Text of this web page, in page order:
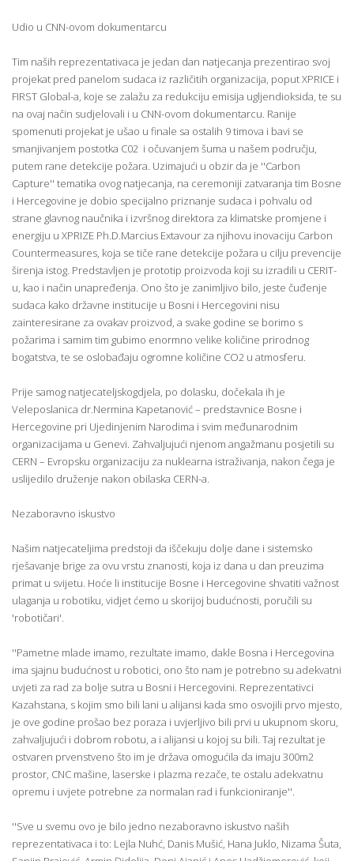
Udio u CNN-ovom dokumentarcu
Tim naših reprezentativaca je jedan dan natjecanja prezentirao svoj
projekat pred panelom sudaca iz različitih organizacija, poput XPRICE i
FIRST Global-a, koje se zalažu za redukciju emisija ugljendioksida, te su
na ovaj način sudjelovali i u CNN-ovom dokumentarcu. Ranije
spomenuti projekat je ušao u finale sa ostalih 9 timova i bavi se
smanjivanjem postotka C02 i očuvanjem šuma u našem području,
putem rane detekcije požara. Uzimajući u obzir da je ''Carbon
Capture'' tematika ovog natjecanja, na ceremoniji zatvaranja tim Bosne
i Hercegovine je dobio specijalno priznanje sudaca i pohvalu od
strane glavnog naučnika i izvršnog direktora za klimatske promjene i
energiju u XPRIZE Ph.D.Marcius Extavour za njihovu inovaciju Carbon
Countermeasures, koja se tiče rane detekcije požara u cilju prevencije
širenja istog. Predstavljen je prototip proizvoda koji su izradili u CERIT-
u, kao i način unapređenja. Ono što je zanimljivo bilo, jeste čuđenje
sudaca kako državne institucije u Bosni i Hercegovini nisu
zainteresirane za ovakav proizvod, a svake godine se borimo s
požarima i samim tim gubimo enormno velike količine prirodnog
bogatstva, te se oslobađaju ogromne količine CO2 u atmosferu.
Prije samog natjecateljskogdjela, po dolasku, dočekala ih je
Veleposlanica dr.Nermina Kapetanović – predstavnice Bosne i
Hercegovine pri Ujedinjenim Narodima i svim međunarodnim
organizacijama u Genevi. Zahvaljujući njenom angažmanu posjetili su
CERN – Evropsku organizaciju za nuklearna istraživanja, nakon čega je
uslijedilo druženje nakon obilaska CERN-a.
Nezaboravno iskustvo
Našim natjecateljima predstoji da iščekuju dolje dane i sistemsko
rješavanje brige za ovu vrstu znanosti, koja iz dana u dan preuzima
primat u svijetu. Hoće li institucije Bosne i Hercegovine shvatiti važnost
ulaganja u robotiku, vidjet ćemo u skorijoj budućnosti, poručili su
'robotičari'.
''Pametne mlade imamo, rezultate imamo, dakle Bosna i Hercegovina
ima sjajnu budućnost u robotici, ono što nam je potrebno su adekvatni
uvjeti za rad za bolje sutra u Bosni i Hercegovini. Reprezentativci
Kazahstana, s kojim smo bili lani u alijansi kada smo osvojili prvo mjesto,
je ove godine prošao bez poraza i uvjerljivo bili prvi u ukupnom skoru,
zahvaljujući i dobrom robotu, a i alijansi u kojoj su bili. Taj rezultat je
ostvaren prvenstveno što im je država omogućila da imaju 300m2
prostor, CNC mašine, laserske i plazma rezače, te ostalu adekvatnu
opremu i uvjete potrebne za normalan rad i funkcioniranje''.
''Sve u svemu ovo je bilo jedno nezaboravno iskustvo naših
reprezentativaca i to: Lejla Nuhć, Danis Mušić, Hana Juklo, Nizama Šuta,